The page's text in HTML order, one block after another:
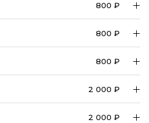
800 ₽
800 ₽
800 ₽
2 000 ₽
2 000 ₽